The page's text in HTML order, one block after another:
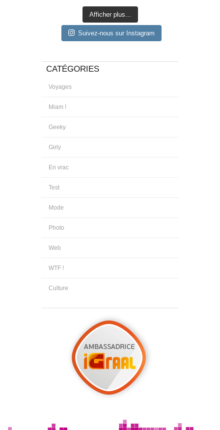
Afficher plus...
Suivez-nous sur Instagram
CATÉGORIES
Voyages
Miam !
Geeky
Girly
En vrac
Test
Mode
Photo
Web
WTF !
Culture